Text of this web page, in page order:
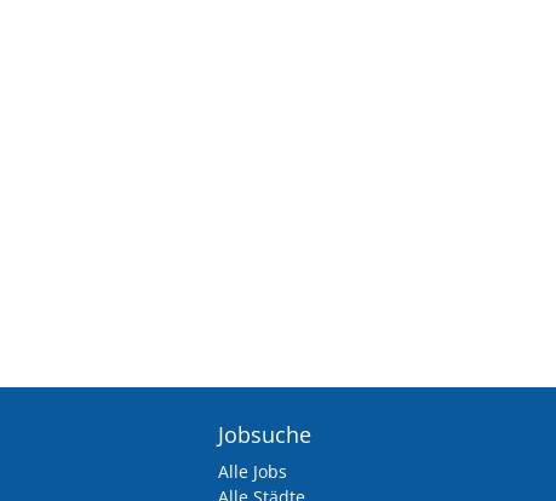
Jobsuche
Alle Jobs